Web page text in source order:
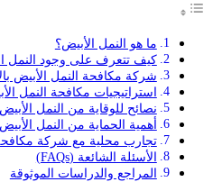
ما هو النمل الأبيض؟
كيف تتعرف على وجود النمل
شركة مكافحة النمل الأبيض
استراتيجيات مكافحة النمل
نصائح للوقاية من النمل الأبيض
أهمية الحماية من النمل الأبيض
تجارب محلية مع شركة مكافحة
الأسئلة الشائعة (FAQs)
المراجع والدراسات الموثوقة